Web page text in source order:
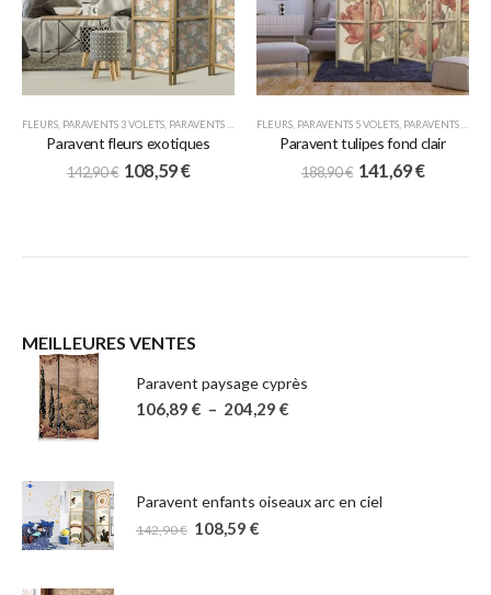
FLEURS PARAVENTS 3 VOLETS PARAVENTS JAPONAIS
Paravent fleurs exotiques
142,90€ 108,59€
FLEURS PARAVENTS 5 VOLETS PARAVENTS JAPONAIS
Paravent tulipes fond clair
188,90€ 141,69€
MEILLEURES VENTES
Paravent paysage cyprès
106,89 € – 204,29 €
Paravent enfants oiseaux arc en ciel
142,90€ 108,59 €